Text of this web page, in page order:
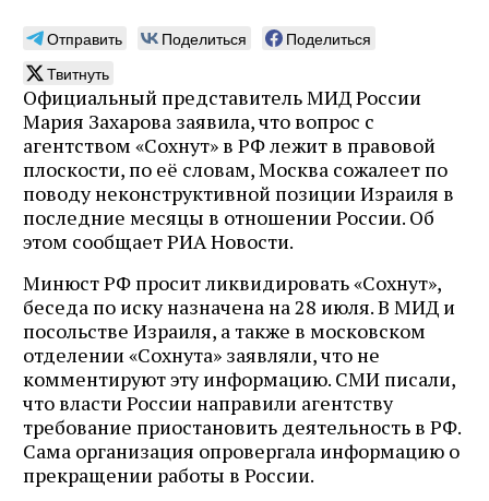
Отправить Поделиться
Поделиться
Твитнуть
Официальный представитель МИД России
Мария Захарова заявила, что вопрос с
агентством «Сохнут» в РФ лежит в правовой
плоскости, по её словам, Москва сожалеет по
поводу неконструктивной позиции Израиля в
последние месяцы в отношении России. Об
этом сообщает РИА Новости.
Минюст РФ просит ликвидировать «Сохнут»,
беседа по иску назначена на 28 июля. В МИД и
посольстве Израиля, а также в московском
отделении «Сохнута» заявляли, что не
комментируют эту информацию. СМИ писали,
что власти России направили агентству
требование приостановить деятельность в РФ.
Сама организация опровергала информацию о
прекращении работы в России.